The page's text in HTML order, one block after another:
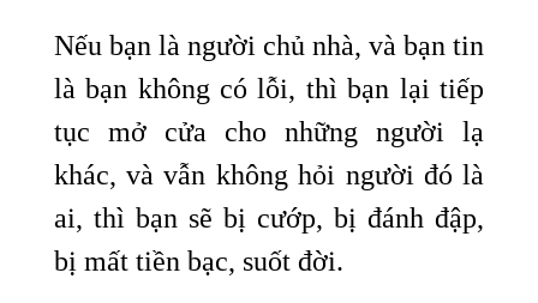
Nếu bạn là người chủ nhà, và bạn tin
là bạn không có lỗi, thì bạn lại tiếp
tục mở cửa cho những người lạ
khác, và vẫn không hỏi người đó là
ai, thì bạn sẽ bị cướp, bị đánh đập,
bị mất tiền bạc, suốt đời.